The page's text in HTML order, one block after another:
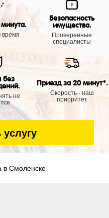
время
Безопасность
имущества.
Проверенные
специалисты
без
не
Приезд за 20 минут*.
Скорость - наш
приоритет
услугу
в Смоленске